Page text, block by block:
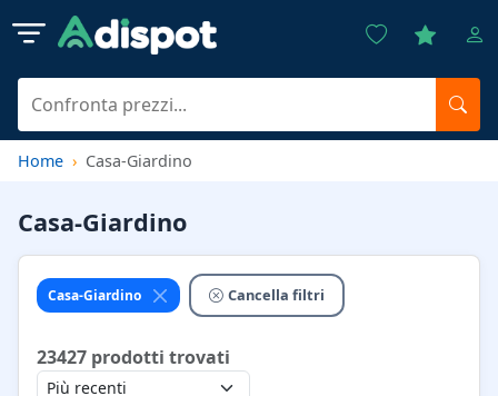
Home Casa-Giardino
Casa-Giardino
Casa-Giardino Cancella filtri
23427 prodotti trovati
Ordina per